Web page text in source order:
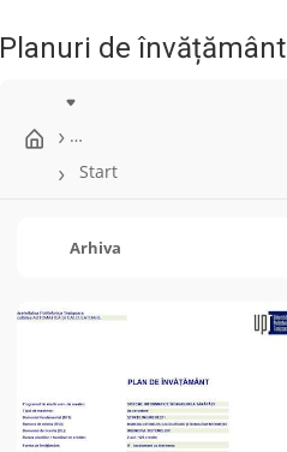
Planuri de învățământ
…
Start
Arhiva